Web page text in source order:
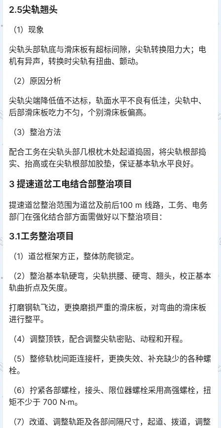
2.5尖轨翘头
（1）现象
尖轨头部轨底与滑床板有超标间隙，尖轨转换阻力大；电
机有异声，转换时尖轨有扭曲、颤动。
（2）原因分析
尖轨尖端降低值不达标，轨面水平不良有低洼，尖轨中、
后部滑床板吃力不匀，个别滑床板偏高。
（3）整治方法
配合工务在尖轨头部几根枕木处起道捣固，将尖轨根部捣
实、抬高或在尖轨根部加胶垫，保证基本轨水平良好。
3 提速道岔工电结合部整治项目
提速道岔整治范围为道岔及前后100 m 线路，工务、电务
部门在强化结合部方面需做好以下整治项目：
3.1工务整治项目
（1）道岔框架方正，整体防爬锁定。
（2）整治基本轨硬弯，尖轨拱腰、硬弯、翘头，校正基本
轨曲折点及矢度。
打磨钢轨飞边，更换磨损严重的滑床板，对弯曲的滑床板
进行整平。
（4）调整顶铁，配合调整尖轨密贴、动程和开程。
（5）整修轨枕间距连接杆，更换失效、补充缺少的各种螺
栓。
（6）拧紧各部螺栓，接头、限位器螺栓采用高强螺栓，扭
矩不少于 700 N·m。
（7）改道、调整轨距及各部间隔尺寸，起道、拨道，调整